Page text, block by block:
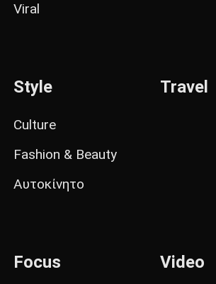
Viral
Style
Culture
Fashion & Beauty
Αυτοκίνητο
Travel
Focus Video